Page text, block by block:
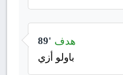
89' هدف
باولو أزي